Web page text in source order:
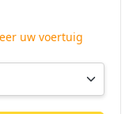
uw voertuig